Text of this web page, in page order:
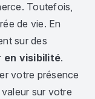
Toutefois,
de vie. En
sur des
en visibilité.
votre présence
sur votre